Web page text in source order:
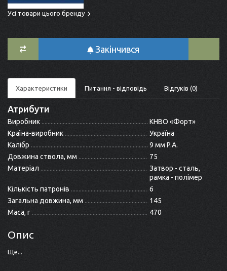
Усі товари цього бренду
Закінчився
Характеристики Питання - відповідь Відгуків (0)
Атрибути
Виробник
КНВО «Форт»
Країна-виробник
Україна
Калібр
9 мм P.A.
Довжина ствола, мм
75
Матеріал
Затвор - сталь,
рамка - полімер
Кількість патронів
6
Загальна довжина, мм
145
Маса, г
470
Опис
Ще...